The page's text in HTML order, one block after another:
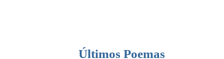
Últimos Poemas